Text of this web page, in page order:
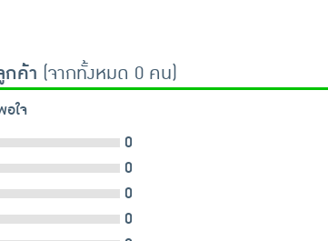
กค้า (จากทั้งหมด 0 คน)
ใจ
0
0
0
0